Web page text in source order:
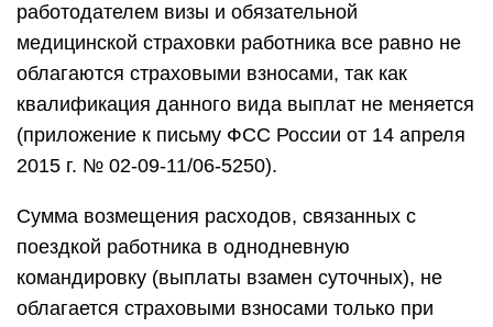
работодателем визы и обязательной
медицинской страховки работника все равно не
облагаются страховыми взносами, так как
квалификация данного вида выплат не меняется
(приложение к письму ФСС России от 14 апреля
2015 г. № 02-09-11/06-5250).
Сумма возмещения расходов, связанных с
поездкой работника в однодневную
командировку (выплаты взамен суточных), не
облагается страховыми взносами только при